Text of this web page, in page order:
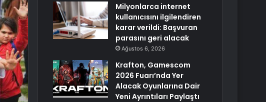
Milyonlarca internet
kullanıcısını ilgilendiren
karar verildi: Başvuran
parasını geri alacak
Ağustos 6, 2026
Krafton, Gamescom
2026 Fuarı’nda Yer
Alacak Oyunlarına Dair
Yeni Ayrıntıları Paylaştı